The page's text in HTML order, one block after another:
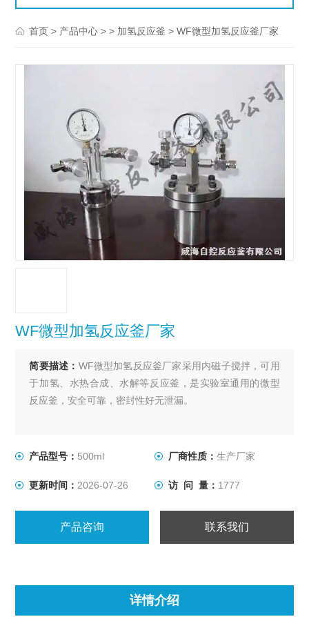
首页 > 产品中心 > > 加氢反应釜 > WF微型加氢反应釜厂家
WF微型加氢反应釜厂家
简要描述： WF微型加氢反应釜厂家采用内磁子搅拌，可用
于加氢、水热合成、水解等反应釜，是实验室通用的微型
反应釜，安全可靠，密封性好无泄漏。
产品型号： 500ml 厂商性质： 生产厂家
更新时间： 2026-07-26 访 问 量： 1777
产品咨询 联系我们
详情介绍